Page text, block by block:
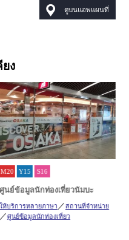
ดูบนแอพแผนที่
ง
M20 Y15 S16
ศูนย์ข้อมูลนักท่องเที่ยวนัมบะ
ให้บริการหลายภาษา
สถานที่จำหน่าย
ศูนย์ข้อมูลนักท่องเที่ยว